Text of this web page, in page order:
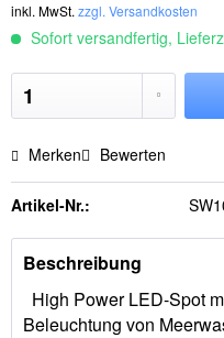
inkl. MwSt. zzgl. Versandkosten
Sofort versandfertig,
Merken Bewerten
Artikel-Nr.:
Beschreibung
High Power LED-Spot
Beleuchtung von